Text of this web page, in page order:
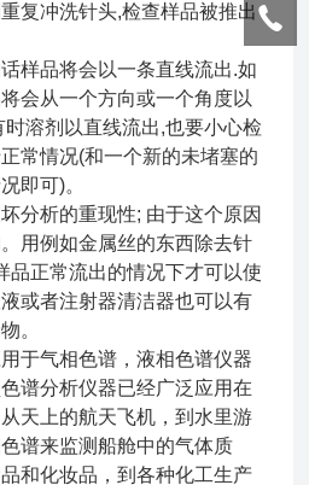
复冲洗针头,检查样品被推出
品将会以一条直线流出.如
会从一个方向或一个角度以
溶剂以直线流出,也要小心检
常情况(和一个新的未堵塞的
即可)。
析的重现性; 由于这个原因
用例如金属丝的东西除去针
品正常流出的情况下才可以使
或者注射器清洁器也可以有
。
气相色谱，液相色谱仪器
谱分析仪器已经广泛应用在
天上的航天飞机，到水里游
谱来监测船舱中的气体质
和化妆品，到各种化工生产